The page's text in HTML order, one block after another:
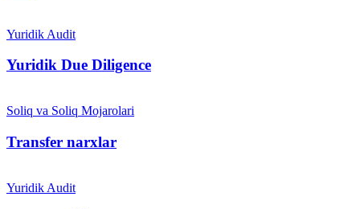
Yuridik Audit
Yuridik Due Diligence
Soliq va Soliq Mojarolari
Transfer narxlar
Yuridik Audit